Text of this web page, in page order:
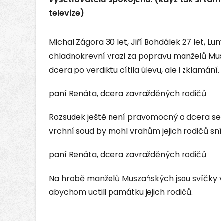
televize)
Michal Zágora 30 let, Jiří Bohdálek 27 let,
chladnokrevní vrazi za popravu manželů
dcera po verdiktu cítila úlevu, ale i zklamání.
paní Renáta, dcera zavražděných rodičů
Rozsudek ještě není pravomocný a dcera
vrchní soud by mohl vrahům jejich rodičů
paní Renáta, dcera zavražděných rodičů
Na hrobě manželů Muszańských jsou
abychom uctili památku jejich rodičů.